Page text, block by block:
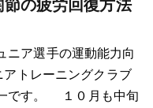
の疲労回復方法
ニア選手の運動能力向
アトレーニングクラブ
です。 １０月も中旬